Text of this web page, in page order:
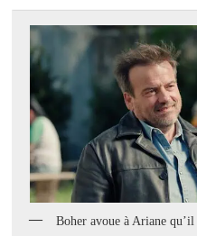
Boher avoue à Ariane